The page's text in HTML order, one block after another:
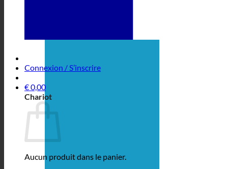
Connexion / S’inscrire
€0,00
Chariot
Aucun produit dans le panier.